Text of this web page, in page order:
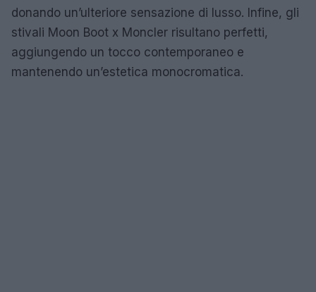
donando un’ulteriore sensazione di lusso. Infine, gli
stivali Moon Boot x Moncler risultano perfetti,
aggiungendo un tocco contemporaneo e
mantenendo un’estetica monocromatica.